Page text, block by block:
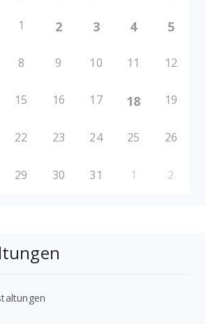
1 2 3 4 5
8 9 10 11 12
15 16 17 18 19
22 23 24 25 26
29 30 31 1 2